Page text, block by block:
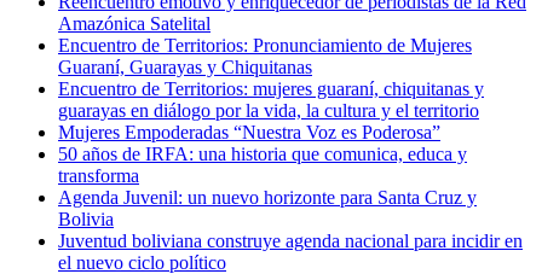
Amazónica Satelital
Encuentro de Territorios: Pronunciamiento de Mujeres
Guaraní, Guarayas y Chiquitanas
Encuentro de Territorios: mujeres guaraní, chiquitanas y
guarayas en diálogo por la vida, la cultura y el territorio
Mujeres Empoderadas “Nuestra Voz es Poderosa”
50 años de IRFA: una historia que comunica, educa y
transforma
Agenda Juvenil: un nuevo horizonte para Santa Cruz y
Bolivia
Juventud boliviana construye agenda nacional para incidir en
el nuevo ciclo político